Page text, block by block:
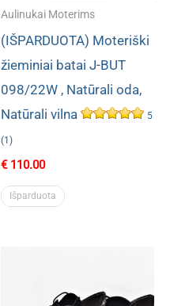
Aulinukai Moterims
(IŠPARDUOTA) Moteriški
žieminiai batai J-BUT
098/22W , Natūrali oda,
Natūrali vilna
5
(1)
€110.00
Išparduota